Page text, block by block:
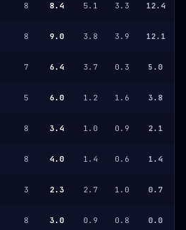
8 8.4 5.1 3.3 12.4
8 9.0 3.8 3.9 12.1
7 6.4 3.7 0.3 5.0
5 6.0 1.2 1.6 3.8
8 3.4 1.0 0.9 2.1
8 4.0 1.4 0.6 1.4
3 2.3 2.7 1.0 0.7
8 3.0 0.9 0.8 0.0